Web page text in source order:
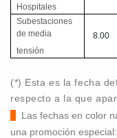
Hospitales
Subestaciones
de media
tensión
8.00
(*) Esta es la fecha
respecto a la que
Las fechas en color
una promoción